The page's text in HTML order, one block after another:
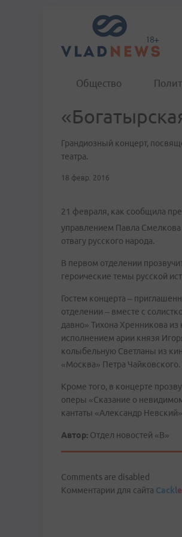
Общество
Грандиозный концерт,
театра.
18 февр. 2016
21 февраля, как сообщила
управлением Павла
отвагу русского народа.
В первом отделении
героические темы русской
Гостем концерта –
отделении – вместе c
давно» Тихона Хренникова
исполнением арии князя
колыбельную Светланы из
«Москва» Петра Чайковского.
Кроме того, в концерте
оперы «Сказание о
кантаты «Александр
Автор: Отдел новостей «В»
Comments are disabled
Комментарии для сайта Cackle